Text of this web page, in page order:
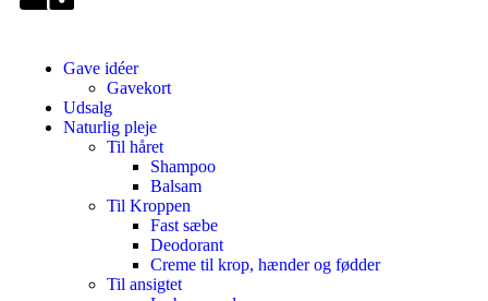
Gave idéer
Gavekort
Udsalg
Naturlig pleje
Til håret
Shampoo
Balsam
Til Kroppen
Fast sæbe
Deodorant
Creme til krop, hænder og fødder
Til ansigtet